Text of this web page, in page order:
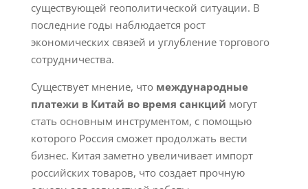
существующей геополитической ситуации. В
последние годы наблюдается рост
экономических связей и углубление торгового
сотрудничества.
Существует мнение, что международные
платежи в Китай во время санкций могут
стать основным инструментом, с помощью
которого Россия сможет продолжать вести
бизнес. Китая заметно увеличивает импорт
российских товаров, что создает прочную